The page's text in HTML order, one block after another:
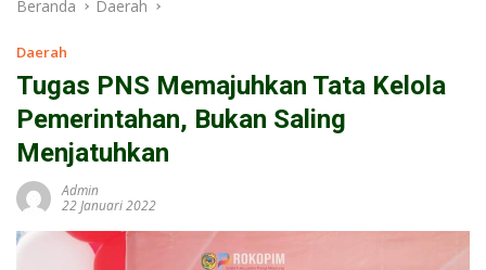
Beranda Daerah
Daerah
Tugas PNS Memajuhkan Tata Kelola
Pemerintahan, Bukan Saling
Menjatuhkan
Admin
22 Januari 2022